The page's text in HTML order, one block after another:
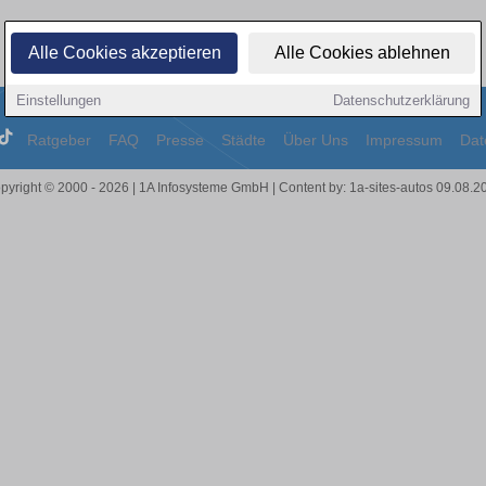
Alle Cookies akzeptieren Alle Cookies ablehnen
Einstellungen Datenschutzerklärung
Ratgeber FAQ Presse Städte Über Uns Impressum
© 2000 - 2026 | 1A Infosysteme GmbH | Content by: 1a-sites-autos